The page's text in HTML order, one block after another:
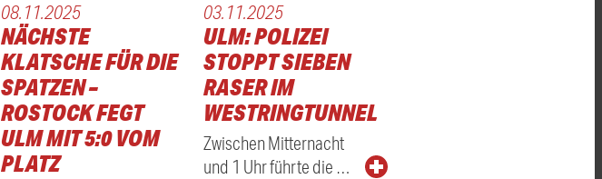
08.11.2025
NÄCHSTE
KLATSCHE FÜR DIE
SPATZEN –
ROSTOCK FEGT
ULM MIT 5:0 VOM
PLATZ
03.11.2025
ULM: POLIZEI
STOPPT SIEBEN
RASER IM
WESTRINGTUNNEL
Zwischen Mitternacht
und 1 Uhr führte die …